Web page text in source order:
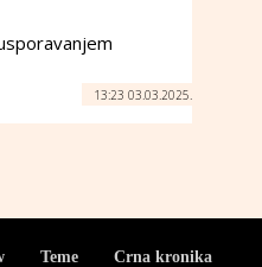
13:23 03.03.2025.
Teme Crna kronika